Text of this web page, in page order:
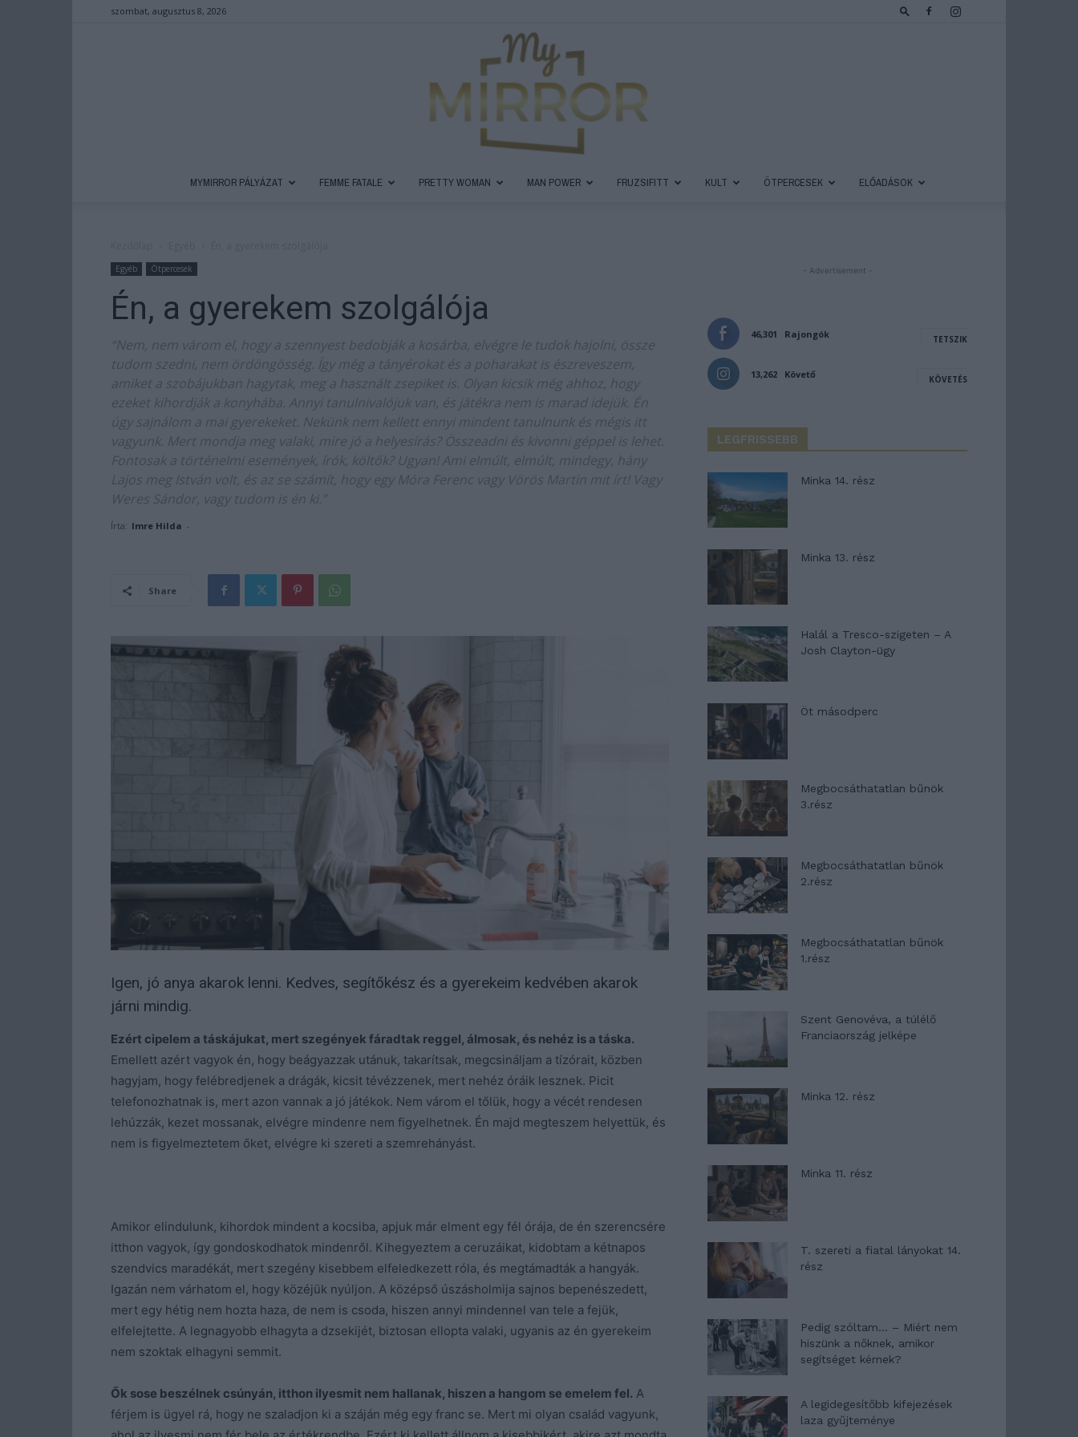
szombat, augusztus 8, 2026
MYMIRROR PÁLYÁZAT FEMME FATALE PRETTY WOMAN MAN POWER FRUZSIFITT KULT ÖTPERCESEK ELŐADÁSOK
Egyéb Ötpercesek
Én, a gyerekem szolgálója
“Nem, nem várom el, hogy a szennyest bedobják a kosárba, elvégre le tudok hajolni, össze
tudom szedni, nem ördöngösség. Így még a tányérokat és a poharakat is észreveszem,
amiket a szobájukban hagytak, meg a használt zsepiket is. Olyan kicsik még ahhoz, hogy
ezeket kihordják a konyhába. Annyi tanulnivalójuk van, és játékra nem is marad idejük. Én
úgy sajnálom a mai gyerekeket. Nekünk nem kellett ennyi mindent tanulnunk és mégis itt
vagyunk. Mert mondja meg valaki, mire jó a helyesírás? Összeadni és kivonni géppel is lehet.
Fontosak a történelmi események, írók, költők? Ugyan! Ami elmúlt, elmúlt, mindegy, hány
Lajos meg István volt, és az se számít, hogy egy Móra Ferenc vagy Vörös Martin mit írt! Vagy
Weres Sándor, vagy tudom is én ki.”
Írta: Imre Hilda -
Share
Igen, jó anya akarok lenni. Kedves, segítőkész és a gyerekeim kedvében akarok
járni mindig.
Ezért cipelem a táskájukat, mert szegények fáradtak reggel, álmosak, és nehéz is a táska.
Emellett azért vagyok én, hogy beágyazzak utánuk, takarítsak, megcsináljam a tízórait, közben
hagyjam, hogy felébredjenek a drágák, kicsit tévézzenek, mert nehéz óráik lesznek. Picit
telefonozhatnak is, mert azon vannak a jó játékok. Nem várom el tőlük, hogy a vécét rendesen
lehúzzák, kezet mossanak, elvégre mindenre nem figyelhetnek. Én majd megteszem helyettük, és
nem is figyelmeztetem őket, elvégre ki szereti a szemrehányást.
Amikor elindulunk, kihordok mindent a kocsiba, apjuk már elment egy fél órája, de én szerencsére
itthon vagyok, így gondoskodhatok mindenről. Kihegyeztem a ceruzáikat, kidobtam a kétnapos
szendvics maradékát, mert szegény kisebbem elfeledkezett róla, és megtámadták a hangyák.
Igazán nem várhatom el, hogy közéjük nyúljon. A középső úszásholmija sajnos bepenészedett,
mert egy hétig nem hozta haza, de nem is csoda, hiszen annyi mindennel van tele a fejük,
elfelejtette. A legnagyobb elhagyta a dzsekijét, biztosan ellopta valaki, ugyanis az én gyerekeim
nem szoktak elhagyni semmit.
Ők sose beszélnek csúnyán, itthon ilyesmit nem hallanak, hiszen a hangom se emelem fel. A
férjem is ügyel rá, hogy ne szaladjon ki a száján még egy franc se. Mert mi olyan család vagyunk,
- Advertisement -
46,301 Rajongók TETSZIK
13,262 Követő KÖVETÉS
LEGFRISSEBB
Minka 14. rész
Minka 13. rész
Halál a Tresco-szigeten – A
Josh Clayton-ügy
Öt másodperc
Megbocsáthatatlan bűnök
3.rész
Megbocsáthatatlan bűnök
2.rész
Megbocsáthatatlan bűnök
1.rész
Szent Genovéva, a túlélő
Franciaország jelképe
Minka 12. rész
Minka 11. rész
T. szereti a fiatal lányokat 14.
rész
Pedig szóltam… – Miért nem
hiszünk a nőknek, amikor
segítséget kérnek?
A legidegesítőbb kifejezések
laza gyűjteménye